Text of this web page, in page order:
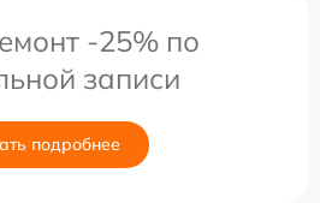
-25% по
записи
подробнее